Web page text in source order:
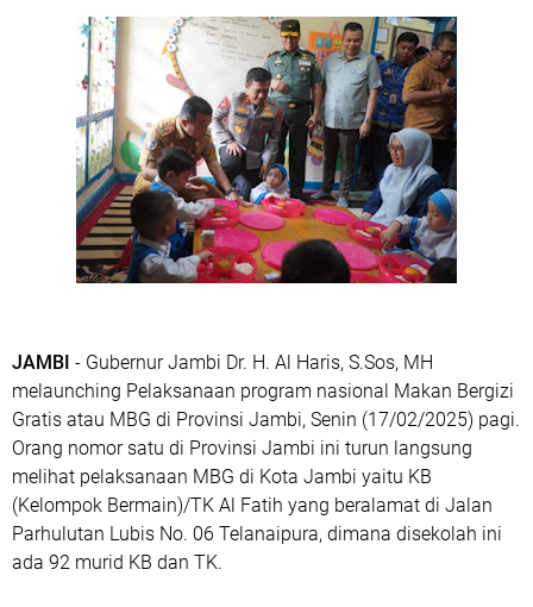
JAMBI - Gubernur Jambi Dr. H. Al Haris, S.Sos, MH
melaunching Pelaksanaan program nasional Makan Bergizi
Gratis atau MBG di Provinsi Jambi, Senin (17/02/2025) pagi.
Orang nomor satu di Provinsi Jambi ini turun langsung
melihat pelaksanaan MBG di Kota Jambi yaitu KB
(Kelompok Bermain)/TK Al Fatih yang beralamat di Jalan
Parhulutan Lubis No. 06 Telanaipura, dimana disekolah ini
ada 92 murid KB dan TK.